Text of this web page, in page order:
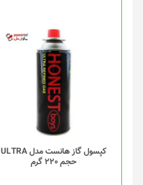
کپسول گاز هانست مدل ULTRA
حجم 220 گرم